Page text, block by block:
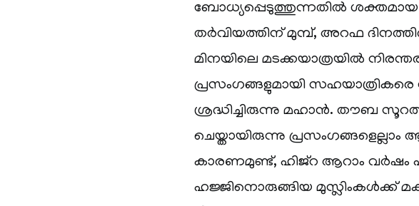
ബോധ്യപ്പെടുത്തുന്നതില്‍ ശക്തമായ
തര്‍വിയത്തിന് മുമ്പ്, അറഫ
മിനയിലെ മടക്കയാത്രയില്‍
പ്രസംഗങ്ങളുമായി സഹയാത്രികരെ
ശ്രദ്ധിച്ചിരുന്നു മഹാന്‍. തൗബ
ചെയ്തായിരുന്നു
കാരണമുണ്ട്, ഹിജ്റ ആറാം
ഹജ്ജിനൊരുങ്ങിയ മുസ്ലിംകള്‍ക്ക്